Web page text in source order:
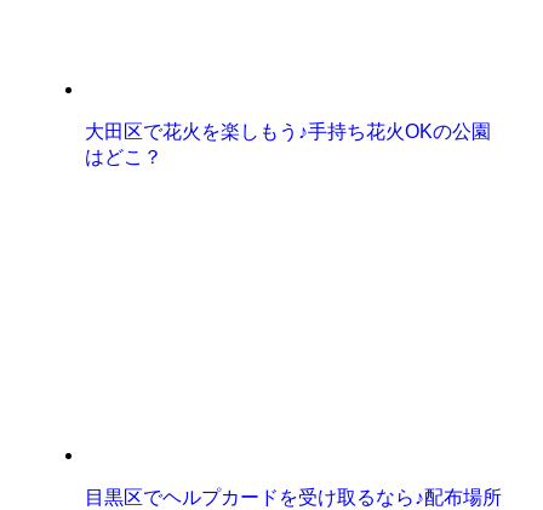
大田区で花火を楽しもう♪手持ち花火OKの公園
はどこ？
目黒区でヘルプカードを受け取るなら♪配布場所